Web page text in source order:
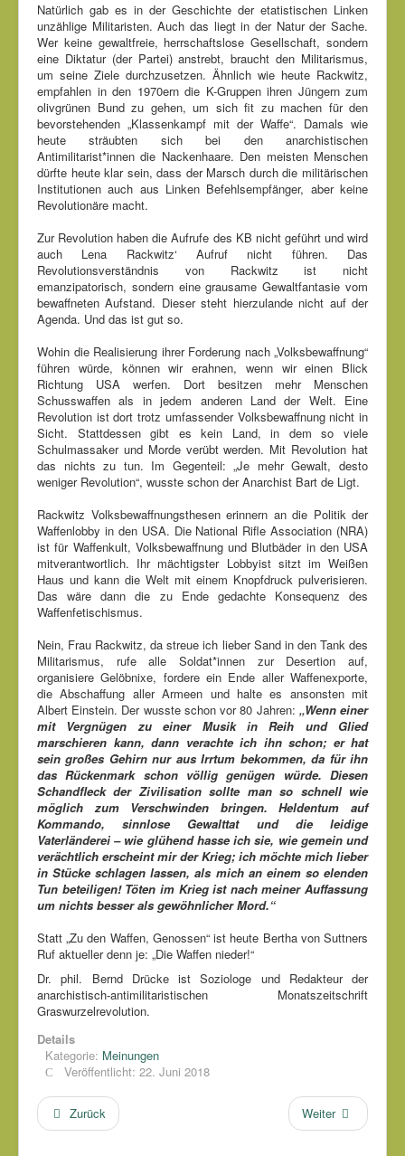
Natürlich gab es in der Geschichte der etatistischen Linken
unzählige Militaristen. Auch das liegt in der Natur der Sache.
Wer keine gewaltfreie, herrschaftslose Gesellschaft, sondern
eine Diktatur (der Partei) anstrebt, braucht den Militarismus,
um seine Ziele durchzusetzen. Ähnlich wie heute Rackwitz,
empfahlen in den 1970ern die K-Gruppen ihren Jüngern zum
olivgrünen Bund zu gehen, um sich fit zu machen für den
bevorstehenden „Klassenkampf mit der Waffe“. Damals wie
heute sträubten sich bei den anarchistischen
Antimilitarist*innen die Nackenhaare. Den meisten Menschen
dürfte heute klar sein, dass der Marsch durch die militärischen
Institutionen auch aus Linken Befehlsempfänger, aber keine
Revolutionäre macht.
Zur Revolution haben die Aufrufe des KB nicht geführt und wird
auch Lena Rackwitz‘ Aufruf nicht führen. Das
Revolutionsverständnis von Rackwitz ist nicht
emanzipatorisch, sondern eine grausame Gewaltfantasie vom
bewaffneten Aufstand. Dieser steht hierzulande nicht auf der
Agenda. Und das ist gut so.
Wohin die Realisierung ihrer Forderung nach „Volksbewaffnung“
führen würde, können wir erahnen, wenn wir einen Blick
Richtung USA werfen. Dort besitzen mehr Menschen
Schusswaffen als in jedem anderen Land der Welt. Eine
Revolution ist dort trotz umfassender Volksbewaffnung nicht in
Sicht. Stattdessen gibt es kein Land, in dem so viele
Schulmassaker und Morde verübt werden. Mit Revolution hat
das nichts zu tun. Im Gegenteil: „Je mehr Gewalt, desto
weniger Revolution“, wusste schon der Anarchist Bart de Ligt.
Rackwitz Volksbewaffnungsthesen erinnern an die Politik der
Waffenlobby in den USA. Die National Rifle Association (NRA)
ist für Waffenkult, Volksbewaffnung und Blutbäder in den USA
mitverantwortlich. Ihr mächtigster Lobbyist sitzt im Weißen
Haus und kann die Welt mit einem Knopfdruck pulverisieren.
Das wäre dann die zu Ende gedachte Konsequenz des
Waffenfetischismus.
Nein, Frau Rackwitz, da streue ich lieber Sand in den Tank des
Militarismus, rufe alle Soldat*innen zur Desertion auf,
organisiere Gelöbnixe, fordere ein Ende aller Waffenexporte,
die Abschaffung aller Armeen und halte es ansonsten mit
Albert Einstein. Der wusste schon vor 80 Jahren: „Wenn einer
mit Vergnügen zu einer Musik in Reih und Glied
marschieren kann, dann verachte ich ihn schon; er hat
sein großes Gehirn nur aus Irrtum bekommen, da für ihn
das Rückenmark schon völlig genügen würde. Diesen
Schandfleck der Zivilisation sollte man so schnell wie
möglich zum Verschwinden bringen. Heldentum auf
Kommando, sinnlose Gewalttat und die leidige
Vaterländerei – wie glühend hasse ich sie, wie gemein und
verächtlich erscheint mir der Krieg; ich möchte mich lieber
in Stücke schlagen lassen, als mich an einem so elenden
Tun beteiligen! Töten im Krieg ist nach meiner Auffassung
um nichts besser als gewöhnlicher Mord.“
Statt „Zu den Waffen, Genossen“ ist heute Bertha von Suttners
Ruf aktueller denn je: „Die Waffen nieder!“
Dr. phil. Bernd Drücke ist Soziologe und Redakteur der
anarchistisch-antimilitaristischen Monatszeitschrift
Graswurzelrevolution.
Details
Kategorie: Meinungen
Veröffentlicht: 22. Juni 2018
Zurück Weiter